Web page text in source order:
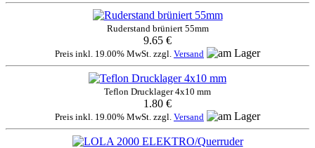
Ruderstand brüniert 55mm
9.65 €
Preis inkl. 19.00% MwSt. zzgl. Versand
Teflon Drucklager 4x10 mm
1.80 €
Preis inkl. 19.00% MwSt. zzgl. Versand